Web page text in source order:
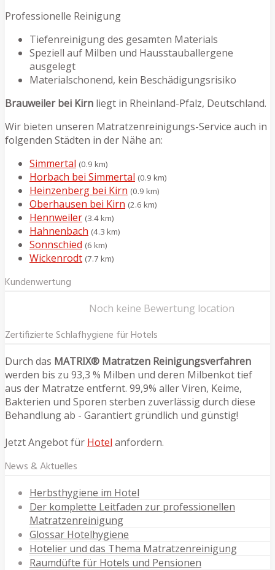
Professionelle Reinigung
Tiefenreinigung des gesamten Materials
Speziell auf Milben und Hausstauballergene
ausgelegt
Materialschonend, kein Beschädigungsrisiko
Brauweiler bei Kirn liegt in Rheinland-Pfalz, Deutschland.
Wir bieten unseren Matratzenreinigungs-Service auch in
folgenden Städten in der Nähe an:
Simmertal (0.9 km)
Horbach bei Simmertal (0.9 km)
Heinzenberg bei Kirn (0.9 km)
Oberhausen bei Kirn (2.6 km)
Hennweiler (3.4 km)
Hahnenbach (4.3 km)
Sonnschied (6 km)
Wickenrodt (7.7 km)
Kundenwertung
Noch keine Bewertung location
Zertifizierte Schlafhygiene für Hotels
Durch das MATRIX® Matratzen Reinigungsverfahren
werden bis zu 93,3 % Milben und deren Milbenkot tief
aus der Matratze entfernt. 99,9% aller Viren, Keime,
Bakterien und Sporen sterben zuverlässig durch diese
Behandlung ab - Garantiert gründlich und günstig!
Jetzt Angebot für Hotel anfordern.
News & Aktuelles
Herbsthygiene im Hotel
Der komplette Leitfaden zur professionellen
Matratzenreinigung
Glossar Hotelhygiene
Hotelier und das Thema Matratzenreinigung
Raumdüfte für Hotels und Pensionen